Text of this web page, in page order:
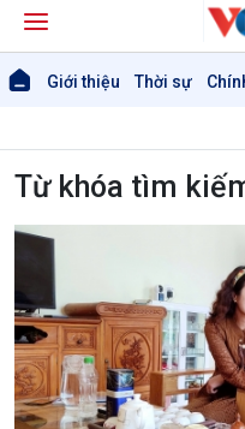
Giới thiệu Thời sự
Từ khóa tìm